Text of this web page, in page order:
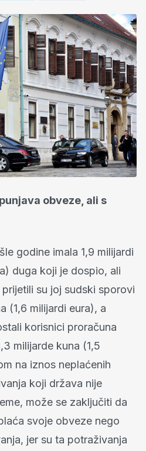
obveze, ali s
godine imala 1,9 milijardi
duga koji je dospio, ali
su joj sudski sporovi
(1,6 milijardi eura), a
korisnici proračuna
milijarde kuna (1,5
na iznos neplaćenih
koji država nije
može se zaključiti da
svoje obveze nego
jer su ta potraživanja